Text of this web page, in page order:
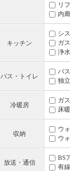
リ
内
キッチン
シ
ガ
浄
バス・トイレ
バ
独
冷暖房
ガ
床
収納
ウ
ウ
放送・通信
BS
有